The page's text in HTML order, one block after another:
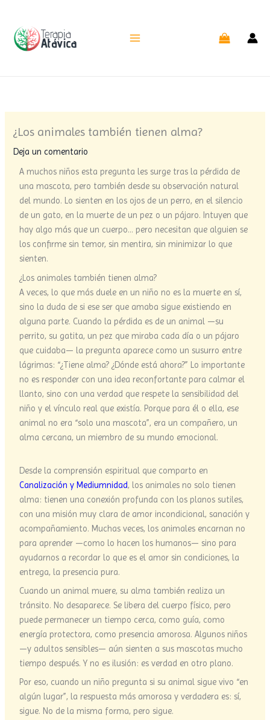
contenido
¿Los animales también tienen alma?
Deja un comentario
A muchos niños esta pregunta les surge tras la pérdida de
una mascota, pero también desde su observación natural
del mundo. Lo sienten en los ojos de un perro, en el silencio
de un gato, en la muerte de un pez o un pájaro. Intuyen que
hay algo más que un cuerpo… pero necesitan que alguien se
los confirme sin temor, sin mentira, sin minimizar lo que
sienten.
¿Los animales también tienen alma?
A veces, lo que más duele en un niño no es la muerte en sí,
sino la duda de si ese ser que amaba sigue existiendo en
alguna parte. Cuando la pérdida es de un animal —su
perrito, su gatita, un pez que miraba cada día o un pájaro
que cuidaba— la pregunta aparece como un susurro entre
lágrimas: “¿Tiene alma? ¿Dónde está ahora?” Lo importante
no es responder con una idea reconfortante para calmar el
llanto, sino con una verdad que respete la sensibilidad del
niño y el vínculo real que existía. Porque para él o ella, ese
animal no era “solo una mascota”, era un compañero, un
alma cercana, un miembro de su mundo emocional.
Desde la comprensión espiritual que comparto en
Canalización y Mediumnidad, los animales no solo tienen
alma: tienen una conexión profunda con los planos sutiles,
con una misión muy clara de amor incondicional, sanación y
acompañamiento. Muchas veces, los animales encarnan no
para aprender —como lo hacen los humanos— sino para
ayudarnos a recordar lo que es el amor sin condiciones, la
entrega, la presencia pura.
Cuando un animal muere, su alma también realiza un
tránsito. No desaparece. Se libera del cuerpo físico, pero
puede permanecer un tiempo cerca, como guía, como
energía protectora, como presencia amorosa. Algunos niños
—y adultos sensibles— aún sienten a sus mascotas mucho
tiempo después. Y no es ilusión: es verdad en otro plano.
Por eso, cuando un niño pregunta si su animal sigue vivo “en
algún lugar”, la respuesta más amorosa y verdadera es: sí,
sigue. No de la misma forma, pero sigue.